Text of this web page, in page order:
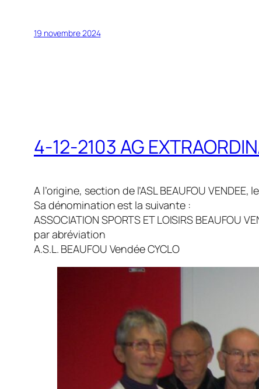
19 novembre 2024
4-12-2103 AG
A l’origine, section de l’ASL BEAUFOU
Sa dénomination est la suivante :
ASSOCIATION SPORTS ET LOISIRS BEAUFOU
par abréviation
A.S.L. BEAUFOU Vendée CYCLO